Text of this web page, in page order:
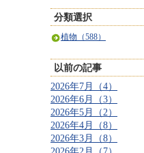
分類選択
植物（588）
以前の記事
2026年7月（4）
2026年6月（3）
2026年5月（2）
2026年4月（8）
2026年3月（8）